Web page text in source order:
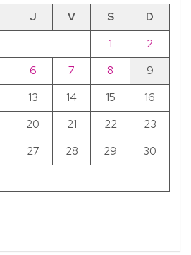
J V S
D
1
2
6 7 8
9
13 14 15
16
20 21 22
23
27 28 29
30